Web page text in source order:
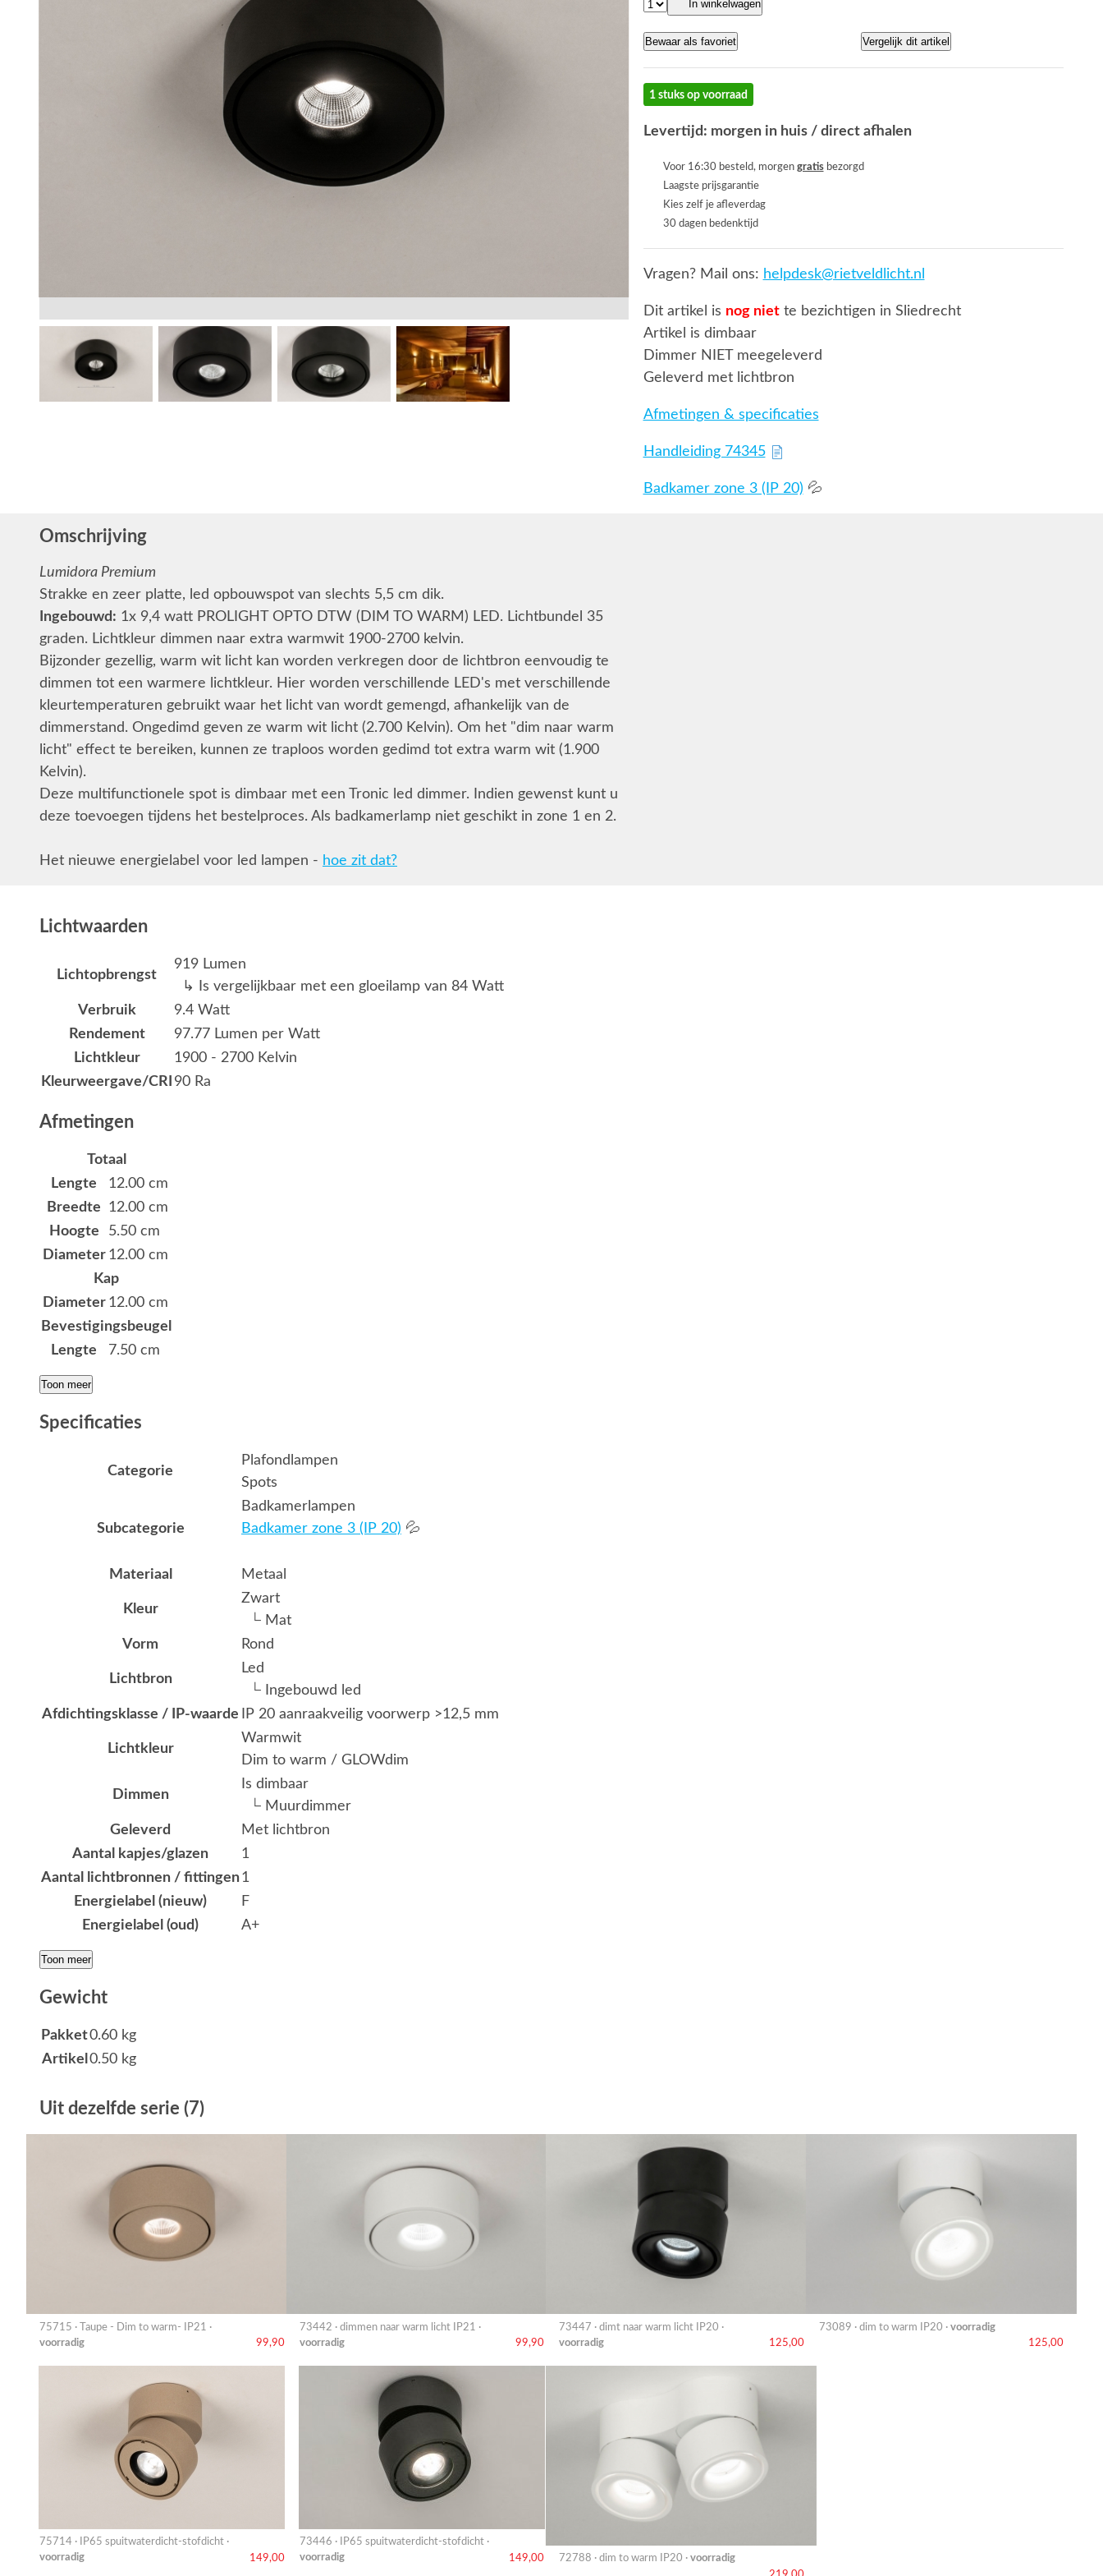
In winkelwagen
Bewaar als favoriet Vergelijk dit artikel
1 stuks op voorraad
Levertijd: morgen in huis / direct afhalen
Voor 16:30 besteld, morgen gratisbezorgd
Laagste prijsgarantie
Kies zelf je afleverdag
30 dagen bedenktijd
Vragen? Mail ons: helpdesk@rietveldlicht.nl
Dit artikel is nog niette bezichtigen in Sliedrecht
Artikel is dimbaar
Dimmer NIET meegeleverd
Geleverd met lichtbron
Afmetingen & specificaties
Handleiding 74345
Badkamer zone 3 (IP 20) 💦
Omschrijving
Lumidora Premium
Strakke en zeer platte, led opbouwspot van slechts 5,5 cm dik.
Ingebouwd: 1x 9,4 watt PROLIGHT OPTO DTW (DIM TO WARM) LED. Lichtbundel 35
graden. Lichtkleur dimmen naar extra warmwit 1900-2700 kelvin.
Bijzonder gezellig, warm wit licht kan worden verkregen door de lichtbron eenvoudig te
dimmen tot een warmere lichtkleur. Hier worden verschillende LED's met verschillende
kleurtemperaturen gebruikt waar het licht van wordt gemengd, afhankelijk van de
dimmerstand. Ongedimd geven ze warm wit licht (2.700 Kelvin). Om het "dim naar warm
licht" effect te bereiken, kunnen ze traploos worden gedimd tot extra warm wit (1.900
Kelvin).
Deze multifunctionele spot is dimbaar met een Tronic led dimmer. Indien gewenst kunt u
deze toevoegen tijdens het bestelproces. Als badkamerlamp niet geschikt in zone 1 en 2.
Het nieuwe energielabel voor led lampen - hoe zit dat?
Lichtwaarden
Lichtopbrengst
919 Lumen
↳ Is vergelijkbaar met een gloeilamp van 84 Watt
Verbruik
9.4 Watt
Rendement
97.77 Lumen per Watt
Lichtkleur
1900 - 2700 Kelvin
Kleurweergave/CRI 90 Ra
Afmetingen
Totaal
Lengte
12.00 cm
Breedte
12.00 cm
Hoogte
5.50 cm
Diameter 12.00 cm
Kap
Diameter 12.00 cm
Bevestigingsbeugel
Lengte
7.50 cm
Toon meer
Specificaties
Categorie
Plafondlampen
Spots
Subcategorie
Badkamerlampen
Badkamer zone 3 (IP 20) 💦
Materiaal Metaal
Kleur
Zwart
└ Mat
Vorm
Rond
Lichtbron
Led
└ Ingebouwd led
Afdichtingsklasse / IP-waarde
IP 20 aanraakveilig voorwerp >12,5 mm
Lichtkleur
Warmwit
Dim to warm / GLOWdim
Dimmen
Is dimbaar
└ Muurdimmer
Geleverd
Met lichtbron
Aantal kapjes/glazen
1
Aantal lichtbronnen / fittingen1
Energielabel (nieuw)
F
Energielabel (oud)
A+
Toon meer
Gewicht
Pakket0.60 kg
Artikel 0.50 kg
Uit dezelfde serie (7)
75715 · Taupe - Dim to warm- IP21 ·
voorradig
99,90
73442 · dimmen naar warm licht IP21 ·
voorradig
99,90
73447 · dimt naar warm licht IP20 ·
voorradig
125,00
73089 · dim to warm IP20 · voorradig
125,00
75714 · IP65 spuitwaterdicht-stofdicht ·
voorradig
149,00
73446 · IP65 spuitwaterdicht-stofdicht ·
voorradig
149,00 72788 · dim to warm IP20 · voorradig